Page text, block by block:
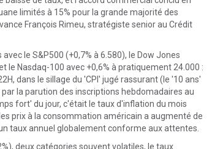
limités à 15% pour la grande majorité des
François Rimeu, stratégiste senior au Crédit
le S&P500 (+0,7% à 6.580), le Dow Jones
le Nasdaq-100 avec +0,6% à pratiquement 24.000 :
dans le sillage du 'CPI' jugé rassurant (le '10 ans'
la parution des inscriptions hebdomadaires au
fort' du jour, c'était le taux d'inflation du mois
prix à la consommation américain a augmenté de
taux annuel globalement conforme aux attentes.
deux catégories souvent volatiles, le taux